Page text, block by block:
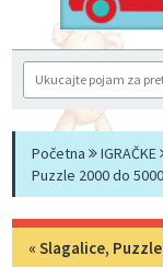
Početna IGRAČKE
Puzzle 2000 do
«Slagalice, Puzzle